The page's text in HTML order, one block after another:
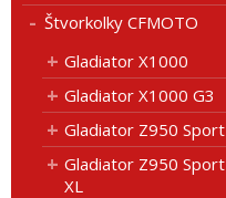
Štvorkolky CFMOTO
Gladiator X1000
Gladiator X1000 G3
Gladiator Z950 Sport
Gladiator Z950 Sport
XL